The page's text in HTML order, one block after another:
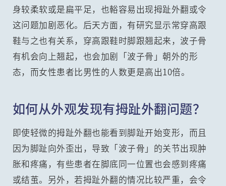
身较柔软或是扁平足，也輍容易出现拇趾外翻或令
这问题加剧恶化。后天方面，有研究显示常穿高跟
鞋与之也有关系，穿高跟鞋时脚跟翘起来，波子骨
有机会向上翘起，也会加剧「波子骨」朝外的形
态，而女性患者比男性的人数更是高出10倍。
如何从外观发现有拇趾外翻问题？
即使轻微的拇趾外翻也能看到脚趾开始变形，而且
因为脚趾向外歪出，导致「波子骨」的关节出现肿
胀和疼痛，有些患者在脚底同一位置也会感到疼痛
或结茧。另外，若拇趾外翻的情况比较严重，会令